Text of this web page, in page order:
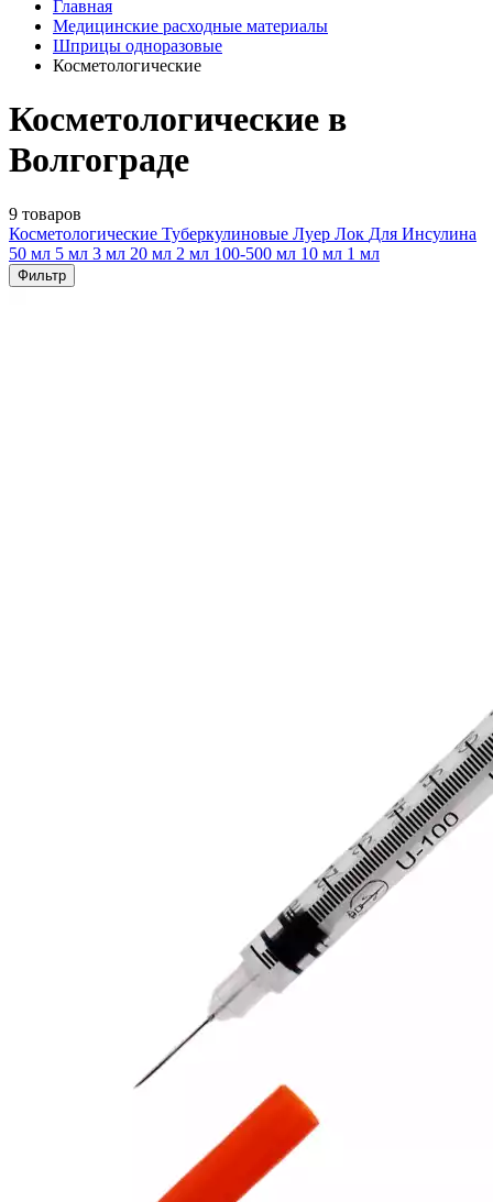
Главная
Медицинские расходные материалы
Шприцы одноразовые
Косметологические
Косметологические в
Волгограде
9 товаров
Косметологические Туберкулиновые Луер Лок Для Инсулина
50 мл 5 мл 3 мл 20 мл 2 мл 100-500 мл 10 мл 1 мл
Фильтр